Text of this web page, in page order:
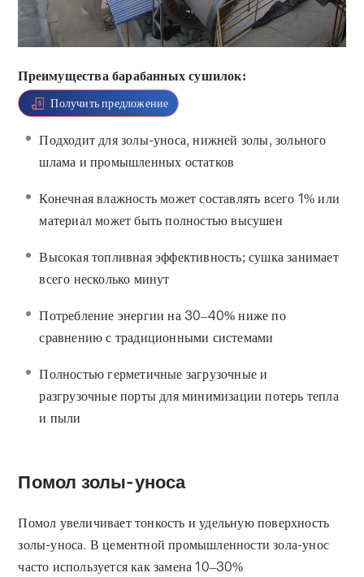
Преимущества барабанных сушилок:
Получить предложение
Подходит для золы-уноса, нижней золы, зольного
шлама и промышленных остатков
Конечная влажность может составлять всего 1% или
материал может быть полностью высушен
Высокая топливная эффективность; сушка занимает
всего несколько минут
Потребление энергии на 30–40% ниже по
сравнению с традиционными системами
Полностью герметичные загрузочные и
разгрузочные порты для минимизации потерь тепла
и пыли
Помол золы-уноса
Помол увеличивает тонкость и удельную поверхность
золы-уноса. В цементной промышленности зола-унос
часто используется как замена 10–30%